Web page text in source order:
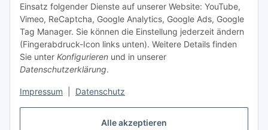
Alle akzeptieren
Einsatz folgender Dienste auf unserer Website: YouTube,
Vimeo, ReCaptcha, Google Analytics, Google Ads, Google
Tag Manager. Sie können die Einstellung jederzeit ändern
(Fingerabdruck-Icon links unten). Weitere Details finden
Sie unter Konfigurieren und in unserer
Datenschutzerklärung.
Impressum Datenschutz
Vertrag widerrufen